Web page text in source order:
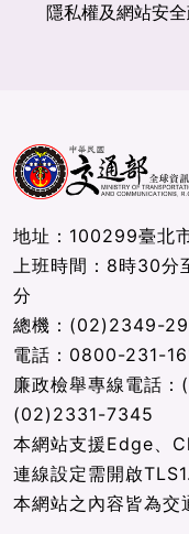
隱私權及網站安
地址：100299臺北
上班時間：8時30
分
總機：(02)2349-
電話：0800-231-
廉政檢舉專線電話
(02)2331-7345
本網站支援Edge、
連線設定需開啟
本網站之內容皆為交